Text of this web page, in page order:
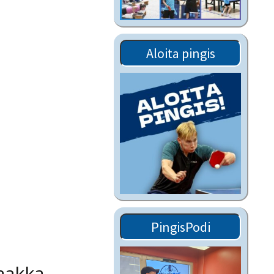
Aloita pingis
PingisPodi